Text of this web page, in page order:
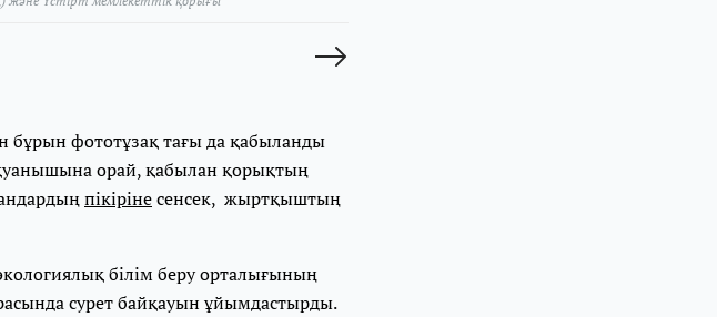
фототұзақ тағы да қабыланды
орай, қабылан қорықтың
пікірінесенсек, жыртқыштың
білім беру орталығының
сурет байқауын ұйымдастырды.